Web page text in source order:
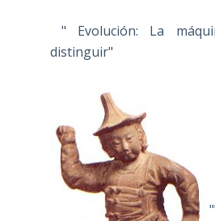
" Evolución: La
distinguir"